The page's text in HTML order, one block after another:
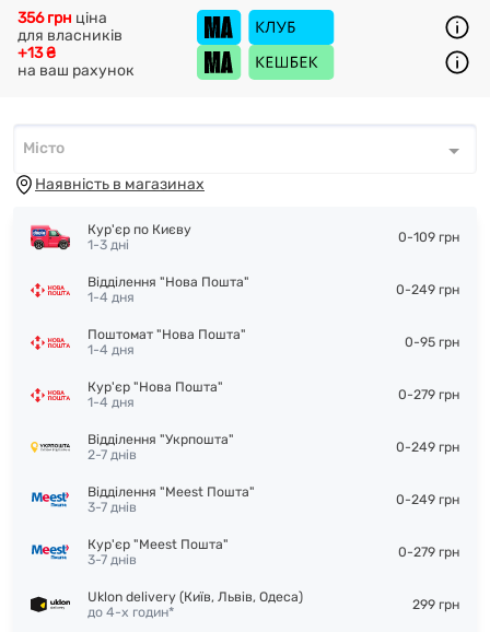
+13 ₴
на ваш рахунок
356 грн ціна
для власників
Місто*
Місто
Наявність в магазинах
Кур'єр по Києву
1-3 дні
0-109 грн
Відділення "Нова Пошта"
1-4 дня
0-249 грн
Поштомат "Нова Пошта"
1-4 дня
0-95 грн
Кур'єр "Нова Пошта"
1-4 дня
0-279 грн
Відділення "Укрпошта"
2-7 днів
0-249 грн
Відділення "Meest Пошта"
3-7 днів
0-249 грн
Кур'єр "Meest Пошта"
3-7 днів
0-279 грн
Uklon delivery (Київ, Львів, Одеса)
до 4-х годин*
299 грн